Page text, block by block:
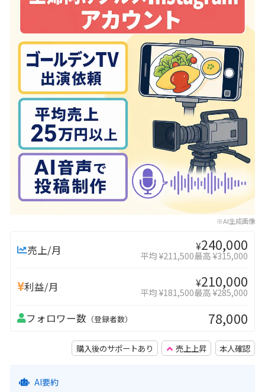
※AI生成画像
売上/月 ¥240,000
平均 ¥211,500最高 ¥315,000
利益/月 ¥210,000
平均 ¥181,500最高 ¥285,000
フォロワー数 （登録者数） 78,000
購入後のサポートあり 売上上昇 本人確認
AI要約